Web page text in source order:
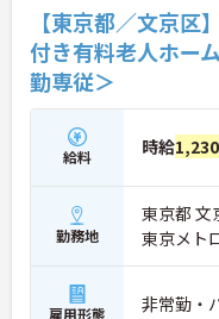
【東京都／文京
付き有料老人ホー
勤専従＞
給料 時給
勤務地
東京都 文
東京メト
雇用形態 非常勤・